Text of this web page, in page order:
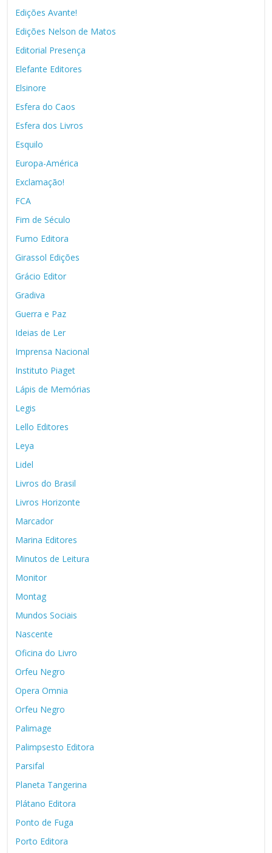
Edições Avante!
Edições Nelson de Matos
Editorial Presença
Elefante Editores
Elsinore
Esfera do Caos
Esfera dos Livros
Esquilo
Europa-América
Exclamação!
FCA
Fim de Século
Fumo Editora
Girassol Edições
Grácio Editor
Gradiva
Guerra e Paz
Ideias de Ler
Imprensa Nacional
Instituto Piaget
Lápis de Memórias
Legis
Lello Editores
Leya
Lidel
Livros do Brasil
Livros Horizonte
Marcador
Marina Editores
Minutos de Leitura
Monitor
Montag
Mundos Sociais
Nascente
Oficina do Livro
Orfeu Negro
Opera Omnia
Orfeu Negro
Palimage
Palimpsesto Editora
Parsifal
Planeta Tangerina
Plátano Editora
Ponto de Fuga
Porto Editora